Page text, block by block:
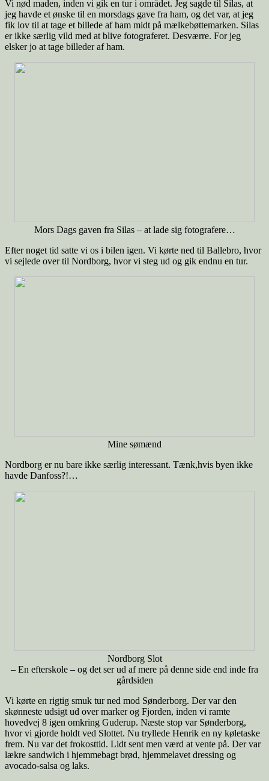
Vi nød maden, inden vi gik en tur i området. Jeg sagde til Silas, at
jeg havde et ønske til en morsdags gave fra ham, og det var, at jeg
fik lov til at tage et billede af ham midt på mælkebøttemarken. Silas
er ikke særlig vild med at blive fotograferet. Desværre. For jeg
elsker jo at tage billeder af ham.
Mors Dags gaven fra Silas – at lade sig fotografere…
Efter noget tid satte vi os i bilen igen. Vi kørte ned til Ballebro, hvor
vi sejlede over til Nordborg, hvor vi steg ud og gik endnu en tur.
Mine sømænd
Nordborg er nu bare ikke særlig interessant. Tænk,hvis byen ikke
havde Danfoss?!…
Nordborg Slot
– En efterskole – og det ser ud af mere på denne side end inde fra
gårdsiden
Vi kørte en rigtig smuk tur ned mod Sønderborg. Der var den
skønneste udsigt ud over marker og Fjorden, inden vi ramte
hovedvej 8 igen omkring Guderup. Næste stop var Sønderborg,
hvor vi gjorde holdt ved Slottet. Nu tryllede Henrik en ny køletaske
frem. Nu var det frokosttid. Lidt sent men værd at vente på. Der var
lækre sandwich i hjemmebagt brød, hjemmelavet dressing og
avocado-salsa og laks.